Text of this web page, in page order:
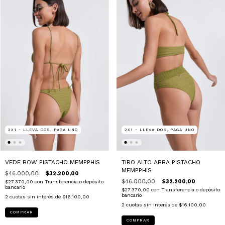
2X1 - LLEVA DOS, PAGA UNO
VEDE BOW PISTACHO MEMPPHIS
$46.000,00 $32.200,00
$27.370,00 con Transferencia o depósito
bancario
2 cuotas sin interés de $16.100,00
COMPRAR
2X1 - LLEVA DOS, PAGA UNO
TIRO ALTO ABBA PISTACHO
MEMPPHIS
$46.000,00 $32.200,00
$27.370,00 con Transferencia o depósito
bancario
2 cuotas sin interés de $16.100,00
COMPRAR